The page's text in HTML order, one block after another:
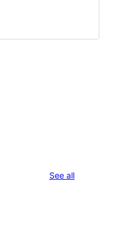
See allreviews